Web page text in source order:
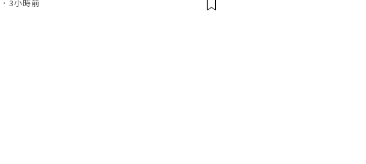
、RTX 5070 Ti等高階型號上漲約1500至1700元
3小時前